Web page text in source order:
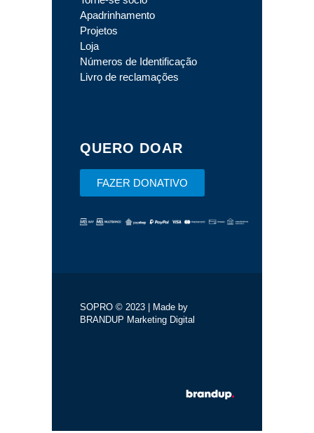
Apadrinhamento
Projetos
Loja
Números de Identificação
Livro de reclamações
QUERO DOAR
FAZER DONATIVO
SOPRO © 2023 | Made by
BRANDUP Marketing Digital